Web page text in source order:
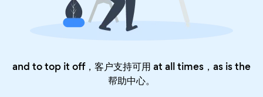
and to top it off，客户支持可用 at all times，as is the
帮助中心。